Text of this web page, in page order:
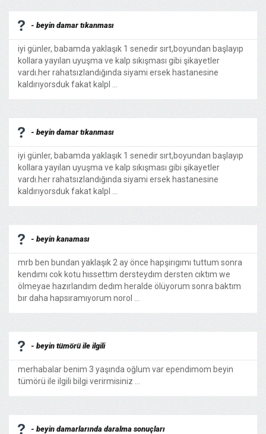
- beyin damar tıkanması
iyi günler, babamda yaklaşık 1 senedir sırt,boyundan başlayıp
kollara yayılan uyuşma ve kalp sıkışması gibi şikayetler
vardı.her rahatsızlandığında siyami ersek hastanesine
kaldırıyorsduk fakat kalpl ...
- beyin damar tıkanması
iyi günler, babamda yaklaşık 1 senedir sırt,boyundan başlayıp
kollara yayılan uyuşma ve kalp sıkışması gibi şikayetler
vardı.her rahatsızlandığında siyami ersek hastanesine
kaldırıyorsduk fakat kalpl ...
- beyin kanaması
mrb ben bundan yaklaşık 2 ay önce hapşirıgımı tuttum sonra
kendımı cok kotu hıssettım dersteydım dersten cıktım we
ölmeyae hazırlandım dedım heralde ölüyorum sonra baktım
bır daha hapsıramıyorum norol ...
- beyin tümörü ile ilgili
merhabalar benim 3 yaşında oğlum var ependimom beyin
tümörü ile ilgili bilgi verirmisiniz ...
- beyin damarlarında daralma sonuçları